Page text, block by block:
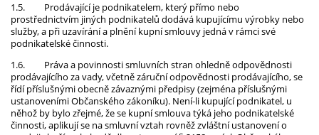
1.5.
Prodávající je podnikatelem, který přímo nebo
prostřednictvím jiných podnikatelů dodává kupujícímu výrobky nebo
služby, a při uzavírání a plnění kupní smlouvy jedná v rámci své
podnikatelské činnosti.
1.6.
Práva a povinnosti smluvních stran ohledně odpovědnosti
prodávajícího za vady, včetně záruční odpovědnosti prodávajícího, se
řídí příslušnými obecně závaznými předpisy (zejména příslušnými
ustanoveními Občanského zákoníku). Není-li kupující podnikatel, u
něhož by bylo zřejmé, že se kupní smlouva týká jeho podnikatelské
činnosti, aplikují se na smluvní vztah rovněž zvláštní ustanovení o